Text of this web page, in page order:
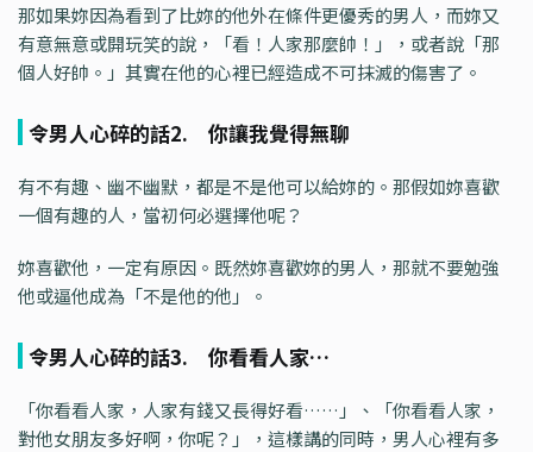
那如果妳因為看到了比妳的他外在條件更優秀的男人，而妳又
有意無意或開玩笑的說，「看！人家那麼帥！」，或者說「那
個人好帥。」其實在他的心裡已經造成不可抹滅的傷害了。
令男人心碎的話2. 你讓我覺得無聊
有不有趣、幽不幽默，都是不是他可以給妳的。那假如妳喜歡
一個有趣的人，當初何必選擇他呢？
妳喜歡他，一定有原因。既然妳喜歡妳的男人，那就不要勉強
他或逼他成為「不是他的他」。
令男人心碎的話3. 你看看人家…
「你看看人家，人家有錢又長得好看……」、「你看看人家，
對他女朋友多好啊，你呢？」，這樣講的同時，男人心裡有多